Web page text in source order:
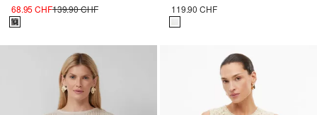
68.95 CHF139.90 CHF 119.90 CHF